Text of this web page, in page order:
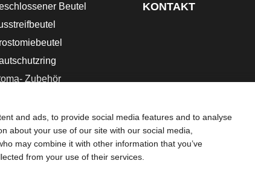
and ads, to provide social media features and to analyse
about your use of our site with our social media,
may combine it with other information that you’ve
from your use of their services.
Beutel
Zubehör
KONTAKT
Bestimmungen Umgang mit Cookies
gedacht und sollen die Empfehlungen Ihres eigenen
sollte auch nicht dazu verwendet werden, in einem
sofort persönlich in ärztliche Behandlung begeben. Da